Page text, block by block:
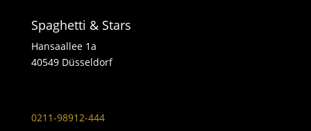
Spaghetti & Stars
Hansaallee 1a
40549 Düsseldorf
0211-98912-444